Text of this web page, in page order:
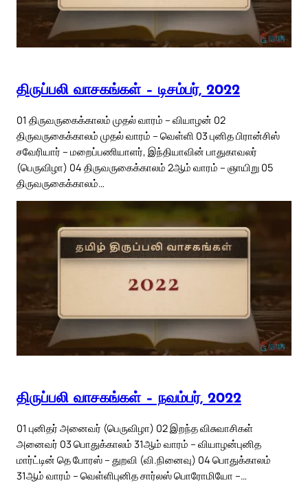
திருப்பலி வாசகங்கள் – டிசம்பர், 2022
01 திருவருகைக்காலம் முதல் வாரம் – வியாழன் 02
திருவருகைக்காலம் முதல் வாரம் – வெள்ளி 03 புனித பிரான்சிஸ்
சவேரியார் – மறைப்பணியாளர், இந்தியாவின் பாதுகாவலர்
(பெருவிழா) 04 திருவருகைக்காலம் 2ஆம் வாரம் – ஞாயிறு 05
திருவருகைக்காலம்…
திருப்பலி வாசகங்கள் – நவம்பர், 2022
01 புனிதர் அனைவர் (பெருவிழா) 02 இறந்த விசுவாசிகள்
அனைவர் 03 பொதுக்காலம் 31ஆம் வாரம் – வியாழன்புனித
மார்ட்டின் தெ போரஸ் – துறவி (வி.நினைவு) 04 பொதுக்காலம்
31ஆம் வாரம் – வெள்ளிபுனித சார்லஸ் பொரோமியோ –…